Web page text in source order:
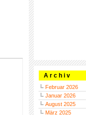
A r c h i v
Februar 2026
Januar 2026
August 2025
März 2025